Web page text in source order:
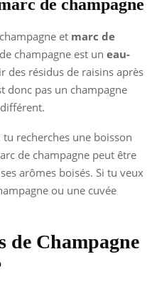
de champagne
et marc de
champagne est un eau-
des résidus de raisins après
donc pas un champagne
recherches une boisson
de champagne peut être
arômes boisés. Si tu veux
ou une cuvée
de Champagne